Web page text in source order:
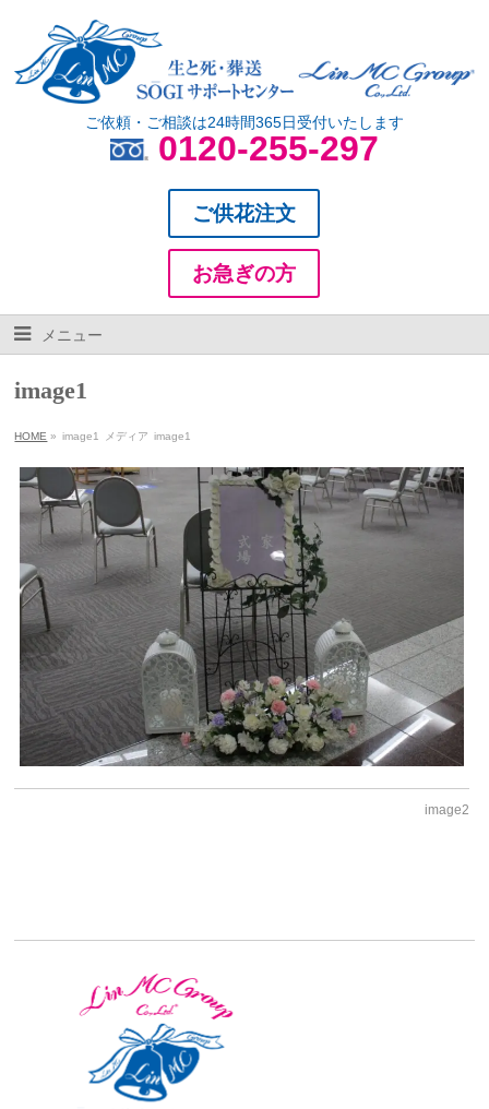
ご依頼・ご相談は24時間365日受付いたします
0120-255-297
ご供花注文
お急ぎの方
メニュー
image1
HOME » image1 メディア image1
image2